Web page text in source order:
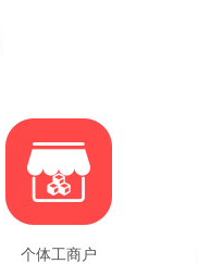
个体工商户